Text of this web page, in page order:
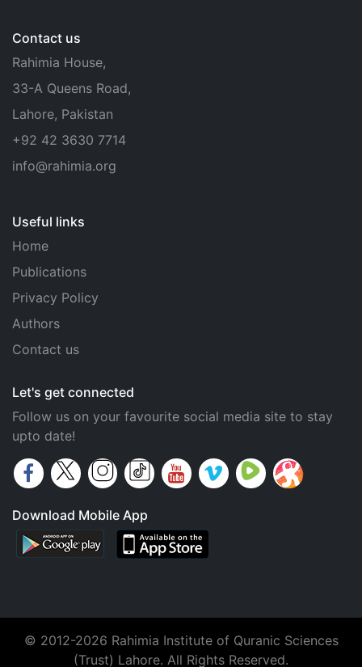
Contact us
Rahimia House,
33-A Queens Road,
Lahore, Pakistan
+92 42 3630 7714
info@rahimia.org
Useful links
Home
Publications
Privacy Policy
Authors
Contact us
Let's get connected
Follow us on your favourite social media site to stay
upto date!
Download Mobile App
© 2012-2026 Rahimia Institute of Quranic Sciences
(Trust) Lahore. All Rights Reserved.